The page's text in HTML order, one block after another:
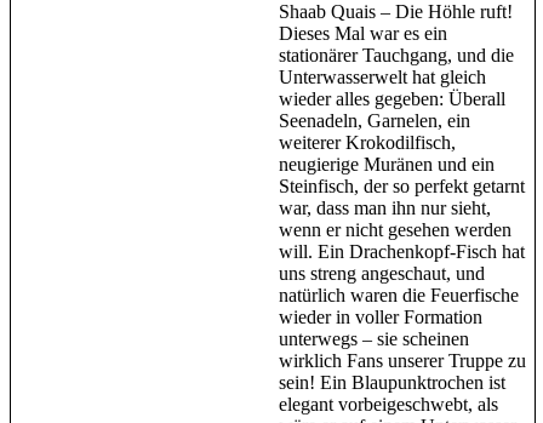
Shaab Quais – Die Höhle ruft!
Dieses Mal war es ein
stationärer Tauchgang, und die
Unterwasserwelt hat gleich
wieder alles gegeben: Überall
Seenadeln, Garnelen, ein
weiterer Krokodilfisch,
neugierige Muränen und ein
Steinfisch, der so perfekt getarnt
war, dass man ihn nur sieht,
wenn er nicht gesehen werden
will. Ein Drachenkopf-Fisch hat
uns streng angeschaut, und
natürlich waren die Feuerfische
wieder in voller Formation
unterwegs – sie scheinen
wirklich Fans unserer Truppe zu
sein! Ein Blaupunktrochen ist
elegant vorbeigeschwebt, als